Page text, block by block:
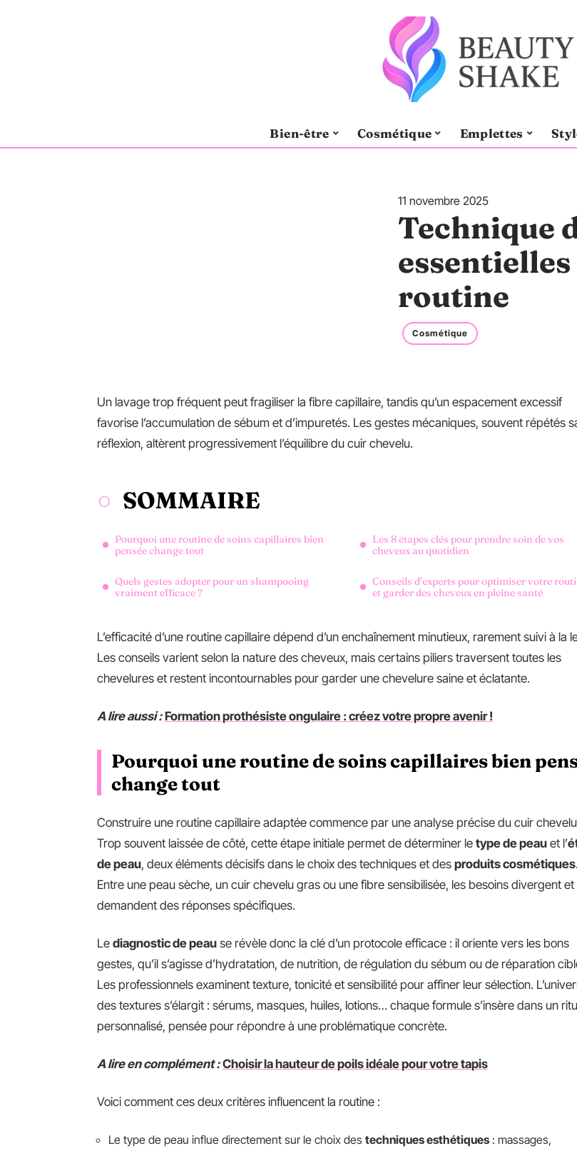
Bien-être Cosmétique Emplettes
11 novembre 2025
Technique
routine
Cosmétique
Un lavage trop fréquent peut fragiliser la fibre capillaire, tandis qu’un espacement excessif
favorise l’accumulation de sébum et d’impuretés. Les gestes mécaniques, souvent répétés
réflexion, altèrent progressivement l’équilibre du cuir chevelu.
SOMMAIRE
Pourquoi une routine de soins capillaires bien
pensée change tout
Quels gestes adopter pour un shampooing
vraiment efficace ?
Les 8 étapes clés pour prendre soin de vos
cheveux au quotidien
Conseils d’experts pour optimiser votre
et garder des cheveux en pleine santé
L’efficacité d’une routine capillaire dépend d’un enchaînement minutieux, rarement suivi à la
Les conseils varient selon la nature des cheveux, mais certains piliers traversent toutes les
chevelures et restent incontournables pour garder une chevelure saine et éclatante.
A lire aussi : Formation prothésiste ongulaire : créez votre propre avenir !
Pourquoi une routine de soins capillaires bien
change tout
Construire une routine capillaire adaptée commence par une analyse précise du cuir
Trop souvent laissée de côté, cette étape initiale permet de déterminer le type de peau et l’
de peau, deux éléments décisifs dans le choix des techniques et des produits cosmétiques.
Entre une peau sèche, un cuir chevelu gras ou une fibre sensibilisée, les besoins divergent et
demandent des réponses spécifiques.
Le diagnostic de peau se révèle donc la clé d’un protocole efficace : il oriente vers les bons
gestes, qu’il s’agisse d’hydratation, de nutrition, de régulation du sébum ou de réparation
Les professionnels examinent texture, tonicité et sensibilité pour affiner leur sélection.
des textures s’élargit : sérums, masques, huiles, lotions… chaque formule s’insère dans un
personnalisé, pensée pour répondre à une problématique concrète.
A lire en complément : Choisir la hauteur de poils idéale pour votre tapis
Voici comment ces deux critères influencent la routine :
Le type de peau influe directement sur le choix des techniques esthétiques : massages,